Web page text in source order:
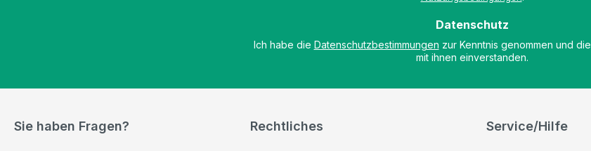
Datenschutz
Ich habe die Datenschutzbestimmungen zur Kenntnis genommen und die
mit ihnen einverstanden.
Sie haben Fragen? Rechtliches Service/Hilfe